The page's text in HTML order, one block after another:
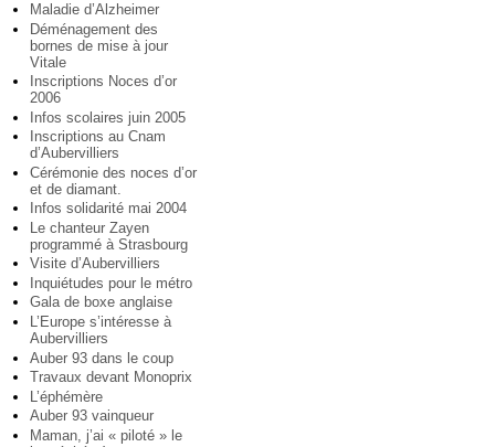
Maladie d’Alzheimer
Déménagement des
bornes de mise à jour
Vitale
Inscriptions Noces d’or
2006
Infos scolaires juin 2005
Inscriptions au Cnam
d’Aubervilliers
Cérémonie des noces d’or
et de diamant.
Infos solidarité mai 2004
Le chanteur Zayen
programmé à Strasbourg
Visite d’Aubervilliers
Inquiétudes pour le métro
Gala de boxe anglaise
L’Europe s’intéresse à
Aubervilliers
Auber 93 dans le coup
Travaux devant Monoprix
L’éphémère
Auber 93 vainqueur
Maman, j’ai « piloté » le